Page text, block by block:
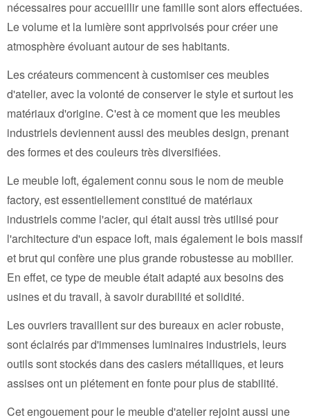
nécessaires pour accueillir une famille sont alors effectuées.
Le volume et la lumière sont apprivoisés pour créer une
atmosphère évoluant autour de ses habitants.
Les créateurs commencent à customiser ces meubles
d'atelier, avec la volonté de conserver le style et surtout les
matériaux d'origine. C'est à ce moment que les meubles
industriels deviennent aussi des meubles design, prenant
des formes et des couleurs très diversifiées.
Le meuble loft, également connu sous le nom de meuble
factory, est essentiellement constitué de matériaux
industriels comme l'acier, qui était aussi très utilisé pour
l'architecture d'un espace loft, mais également le bois massif
et brut qui confère une plus grande robustesse au mobilier.
En effet, ce type de meuble était adapté aux besoins des
usines et du travail, à savoir durabilité et solidité.
Les ouvriers travaillent sur des bureaux en acier robuste,
sont éclairés par d'immenses luminaires industriels, leurs
outils sont stockés dans des casiers métalliques, et leurs
assises ont un piétement en fonte pour plus de stabilité.
Cet engouement pour le meuble d'atelier rejoint aussi une